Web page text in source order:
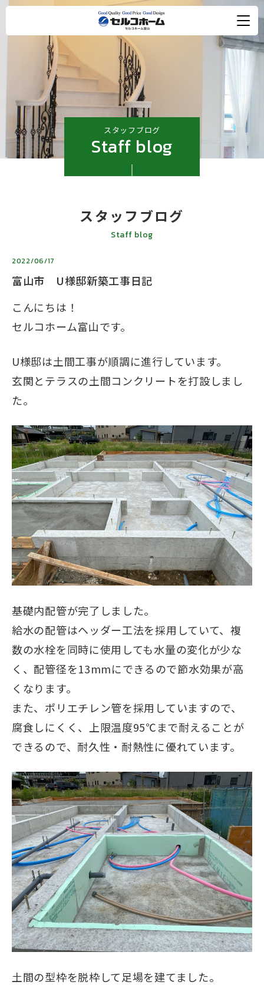
スタッフブログ
Staff blog
スタッフブログ
Staff blog
2022/06/17
富山市 U様邸新築工事日記
こんにちは！
セルコホーム富山です。
U様邸は土間工事が順調に進行しています。
玄関とテラスの土間コンクリートを打設しまし
た。
基礎内配管が完了しました。
給水の配管はヘッダー工法を採用していて、複
数の水栓を同時に使用しても水量の変化が少な
く、配管径を13mmにできるので節水効果が高
くなります。
また、ポリエチレン管を採用していますので、
腐食しにくく、上限温度95℃まで耐えることが
できるので、耐久性・耐熱性に優れています。
土間の型枠を脱枠して足場を建てました。